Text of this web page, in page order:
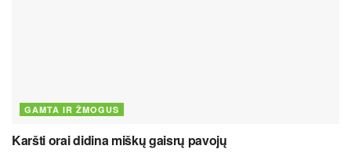
GAMTA IR ŽMOGUS
Karšti orai didina miškų gaisrų pavojų